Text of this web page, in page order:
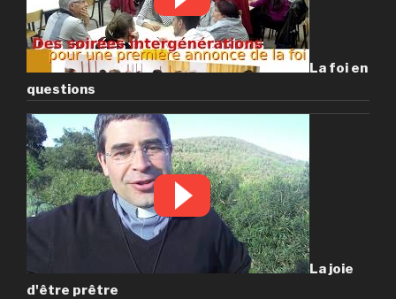
La foi en
questions
La joie
d'être prêtre